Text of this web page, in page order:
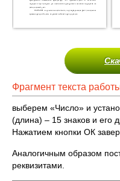
Фрагмент текста
выберем «Число» и
(длина) – 15 знаков и его
Нажатием кнопки ОК
Аналогичным образом
реквизитами.